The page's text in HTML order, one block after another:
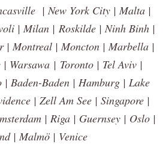
| New York City | Malta |
| Milan | Roskilde | Ninh Binh |
| Montreal | Moncton | Marbella |
Warsawa | Toronto | Tel Aviv |
| Baden-Baden | Hamburg | Lake
| Zell Am See | Singapore |
| Riga | Guernsey | Oslo |
| Malmö | Venice